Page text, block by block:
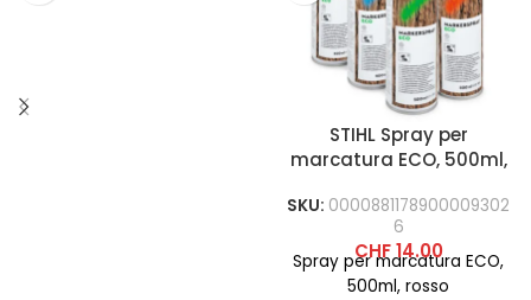
STIHL Spray per
marcatura ECO, 500ml,
SKU: 0000881178900009302
6
CHF14.00
Spray per marcatura ECO,
500ml, rosso